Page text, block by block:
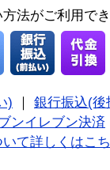
法がご利用で
)
銀行振込(後
ンイレブン決済
て詳しくはこ